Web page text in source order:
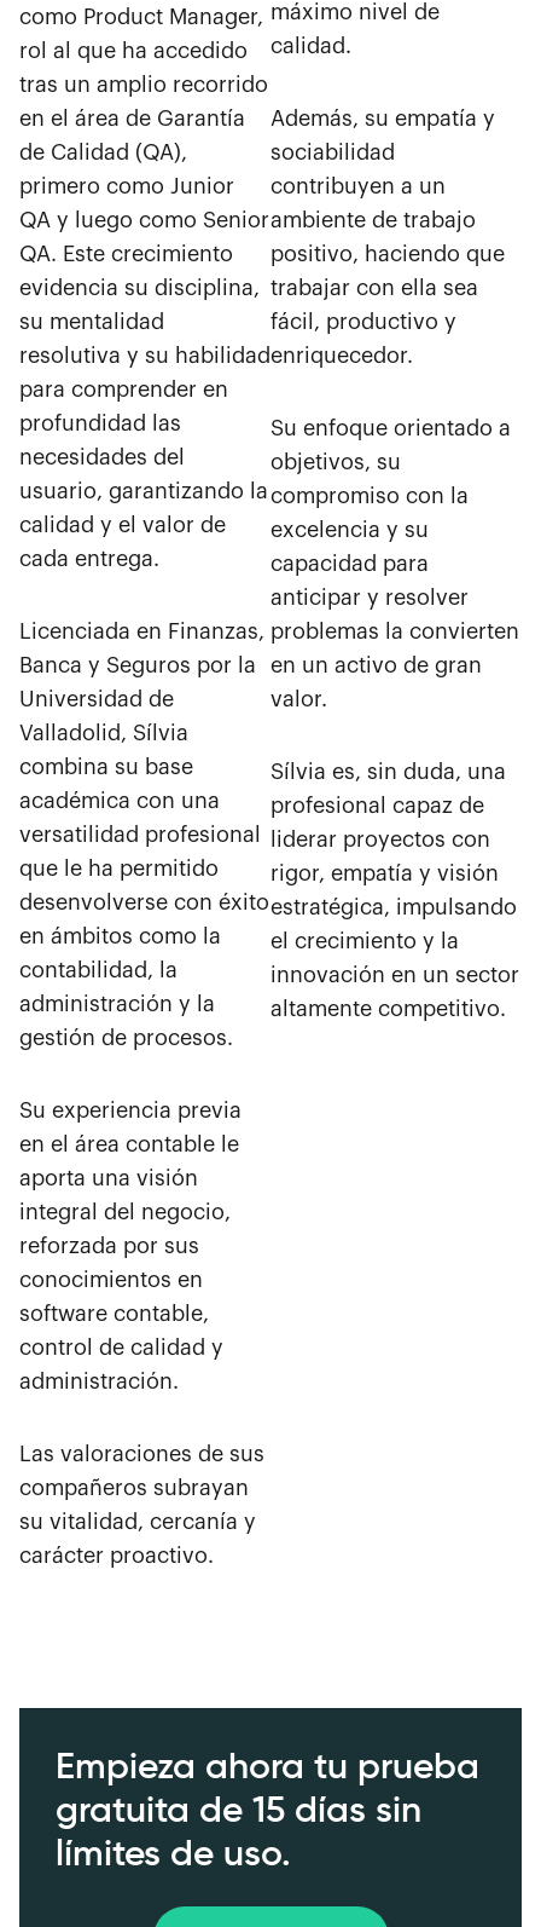
como Product Manager,
rol al que ha accedido
tras un amplio recorrido
en el área de Garantía
de Calidad (QA),
primero como Junior
QA y luego como Senior
QA. Este crecimiento
evidencia su disciplina,
su mentalidad
resolutiva y su habilidad
para comprender en
profundidad las
necesidades del
usuario, garantizando la
calidad y el valor de
cada entrega.
Licenciada en Finanzas,
Banca y Seguros por la
Universidad de
Valladolid, Sílvia
combina su base
académica con una
versatilidad profesional
que le ha permitido
desenvolverse con éxito
en ámbitos como la
contabilidad, la
administración y la
gestión de procesos.
Su experiencia previa
en el área contable le
aporta una visión
integral del negocio,
reforzada por sus
conocimientos en
software contable,
control de calidad y
administración.
Las valoraciones de sus
compañeros subrayan
su vitalidad, cercanía y
carácter proactivo.
máximo nivel de
calidad.
Además, su empatía y
sociabilidad
contribuyen a un
ambiente de trabajo
positivo, haciendo que
trabajar con ella sea
fácil, productivo y
enriquecedor.
Su enfoque orientado a
objetivos, su
compromiso con la
excelencia y su
capacidad para
anticipar y resolver
problemas la convierten
en un activo de gran
valor.
Sílvia es, sin duda, una
profesional capaz de
liderar proyectos con
rigor, empatía y visión
estratégica, impulsando
el crecimiento y la
innovación en un sector
altamente competitivo.
Empieza ahora tu prueba
gratuita de 15 días sin
límites de uso.